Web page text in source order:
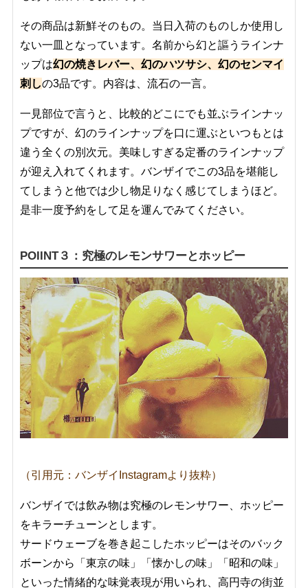
その商品は新鮮そのもの。当日入荷のものしか使用し
ない一皿となっています。名前から幻と謳うラインナ
ップは幻の焼きレバー、幻のハツサシ、幻のセンマイ
刺しの3品です。内容は、流石の一言。
一見部位で言うと、比較的どこにでも並ぶラインナッ
プですが、幻のラインナップを口に運ぶといつもとは
違う全くの別次元。美味しすぎる定番のラインナップ
が迎え入れてくれます。バンザイでこの3品を堪能し
てしまうと他では少し物足りなく感じてしまうほど。
是非一度予約をして足を運んでみてください。
POIINT３：究極のレモンサワーとホッピー
（引用元：バンザイInstagramより抜粋）
バンザイでは飲み物は究極のレモンサワー、ホッピー
をキラーチューンとします。
サードウェーブを巻き起こしたホッピーはそのバック
ボーンから
「東京の味」「懐かしの味」「昭和の味」
といった情緒的な味覚表現が用いられ、高円寺の街並